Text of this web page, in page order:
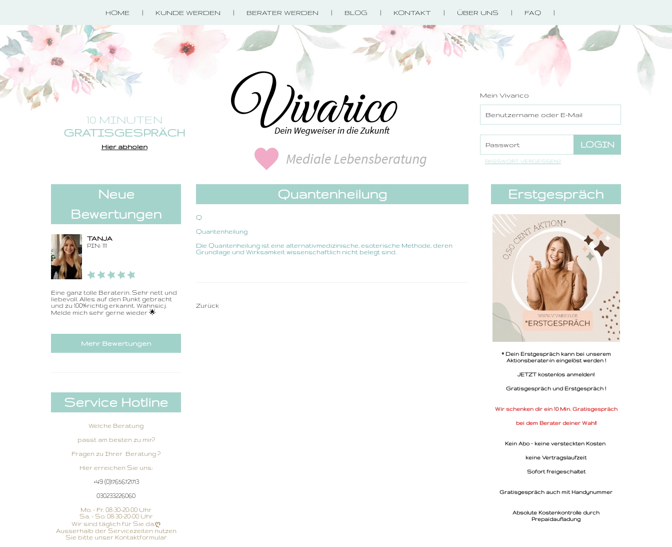
HOME KUNDE WERDEN BERATER WERDEN BLOG KONTAKT ÜBER UNS FAQ
10 MINUTEN
GRATISGESPRÄCH
Hier abholen
Mein Vivarico
PASSWORT VERGESSEN?
Neue
Bewertungen
TANJA
PIN: 111
Eine ganz tolle Beraterin. Sehr nett und
liebevoll. Alles auf den Punkt gebracht
und zu 100%richtig erkannt. Wahnsicj.
Melde mich sehr gerne wieder 🌟
Mehr Bewertungen
Service Hotline
Welche Beratung
passt am besten zu mir?
Fragen zu Ihrer Beratung ?
Hier erreichen Sie uns:
+49 (0)17656721713
030233226060
Mo. - Fr. 08:30-20:00 Uhr
Sa. - So. 08:30-20:00 Uhr
Wir sind täglich für Sie da.ღ
Ausserhalb der Servicezeiten nutzen
Sie bitte unser Kontaktformular
Quantenheilung
Q
Quantenheilung
Die Quantenheilung ist eine alternativmedizinische, esoterische Methode, deren
Grundlage und Wirksamkeit wissenschaftlich nicht belegt sind.
Zurück
Erstgespräch
* Dein Erstgespräch kann bei unserem
Aktionsberater:in eingelöst werden !
JETZT kostenlos anmelden!
Gratisgespräch und Erstgespräch !
Wir schenken dir ein 10 Min. Gratisgespräch
bei dem Berater deiner Wahl!
Kein Abo - keine versteckten Kosten
keine Vertragslaufzeit
Sofort freigeschaltet
Gratisgespräch auch mit Handynummer
Absolute Kostenkontrolle durch
Prepaidaufladung